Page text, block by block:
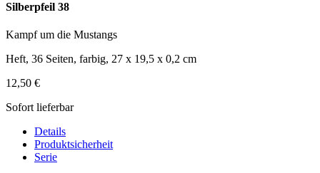
Silberpfeil 38
Kampf um die Mustangs
Heft, 36 Seiten, farbig, 27 x 19,5 x 0,2 cm
12,50 €
Sofort lieferbar
Details
Produktsicherheit
Serie